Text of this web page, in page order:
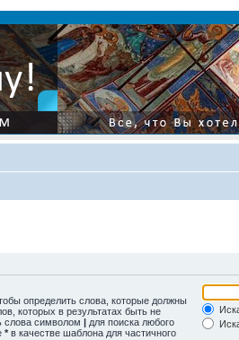
определить слова, которые должны
которых в результатах быть не
слова символом | для поиска любого
* в качестве шаблона для частичного